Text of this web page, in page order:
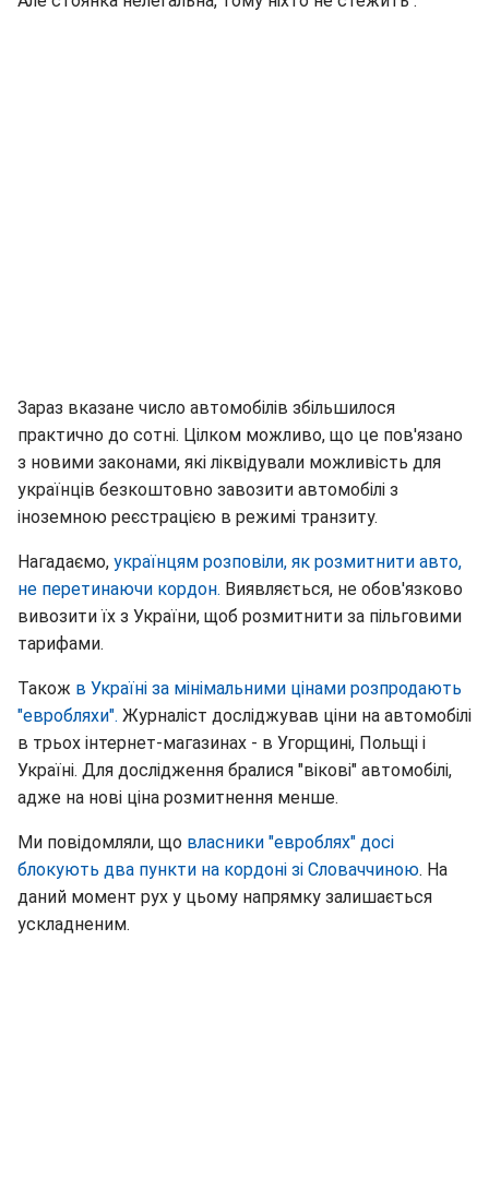
Зараз вказане число автомобілів збільшилося
практично до сотні. Цілком можливо, що це пов'язано
з новими законами, які ліквідували можливість для
українців безкоштовно завозити автомобілі з
іноземною реєстрацією в режимі транзиту.
Нагадаємо, українцям розповіли, як розмитнити авто,
не перетинаючи кордон. Виявляється, не обов'язково
вивозити їх з України, щоб розмитнити за пільговими
тарифами.
Також в Україні за мінімальними цінами розпродають
"евробляхи". Журналіст досліджував ціни на автомобілі
в трьох інтернет-магазинах - в Угорщині, Польщі і
Україні. Для дослідження бралися "вікові" автомобілі,
адже на нові ціна розмитнення менше.
Ми повідомляли, що власники "евроблях" досі
блокують два пункти на кордоні зі Словаччиною. На
даний момент рух у цьому напрямку залишається
ускладненим.